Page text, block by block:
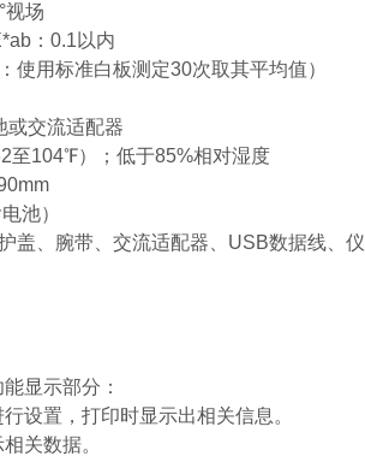
视场
：0.1以内
使用标准白板测定30次取其平均值）
或交流适配器
至104℉）；低于85%相对湿度
池）
盖、腕带、交流适配器、USB数据线、仪
显示部分：
设置，打印时显示出相关信息。
关数据。